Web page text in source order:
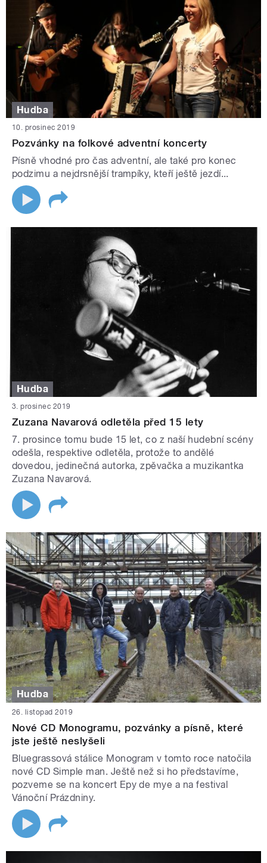
Hudba
10. prosinec 2019
Pozvánky na folkové adventní koncerty
Písně vhodné pro čas adventní, ale také pro konec
podzimu a nejdrsnější trampíky, kteří ještě jezdí...
Hudba
3. prosinec 2019
Zuzana Navarová odletěla před 15 lety
7. prosince tomu bude 15 let, co z naší hudební scény
odešla, respektive odletěla, protože to andělé
dovedou, jedinečná autorka, zpěvačka a muzikantka
Zuzana Navarová.
Hudba
26. listopad 2019
Nové CD Monogramu, pozvánky a písně, které
jste ještě neslyšeli
Bluegrassová stálice Monogram v tomto roce natočila
nové CD Simple man. Ještě než si ho představíme,
pozveme se na koncert Epy de mye a na festival
Vánoční Prázdniny.